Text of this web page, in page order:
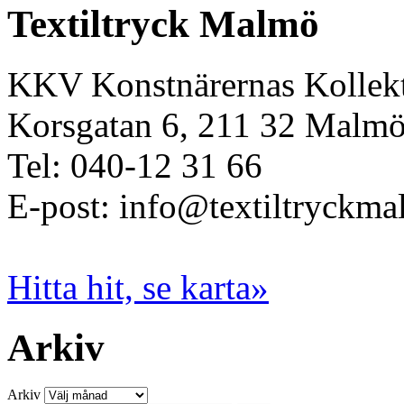
Textiltryck Malmö
KKV Konstnärernas
Korsgatan 6, 211 32
Tel: 040-12 31 66
E-post:
Hitta hit, se karta»
Arkiv
Arkiv